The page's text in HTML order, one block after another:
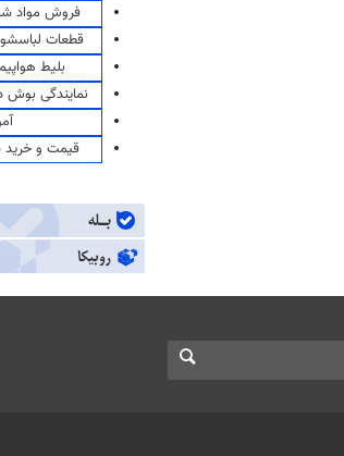
فروش مواد
قطعات
بلیط
نمایندگی بوش
قیمت و خرید